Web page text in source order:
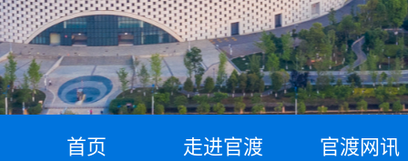
首页 走进官渡 官渡网讯